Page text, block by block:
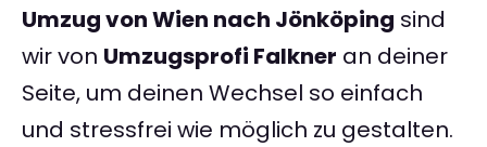
Umzug von Wien nach Jönköping sind
wir von Umzugsprofi Falkner an deiner
Seite, um deinen Wechsel so einfach
und stressfrei wie möglich zu gestalten.